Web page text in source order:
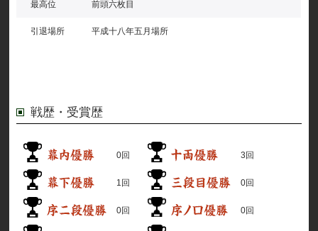
最高位 前頭六枚目
引退場所 平成十八年五月場所
戦歴・受賞歴
0回 3回
1回 0回
0回 0回